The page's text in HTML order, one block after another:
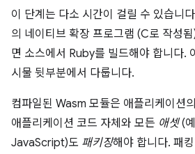
이 단계는 다소 시간이 걸릴 수 있습니
의 네이티브 확장 프로그램 (C로 작성
면 소스에서 Ruby를 빌드해야 합니다.
시물 뒷부분에서 다룹니다.
컴파일된 Wasm 모듈은 애플리케이션의
애플리케이션 코드 자체와 모든 애셋(
JavaScript)도 패키징해야 합니다. 패